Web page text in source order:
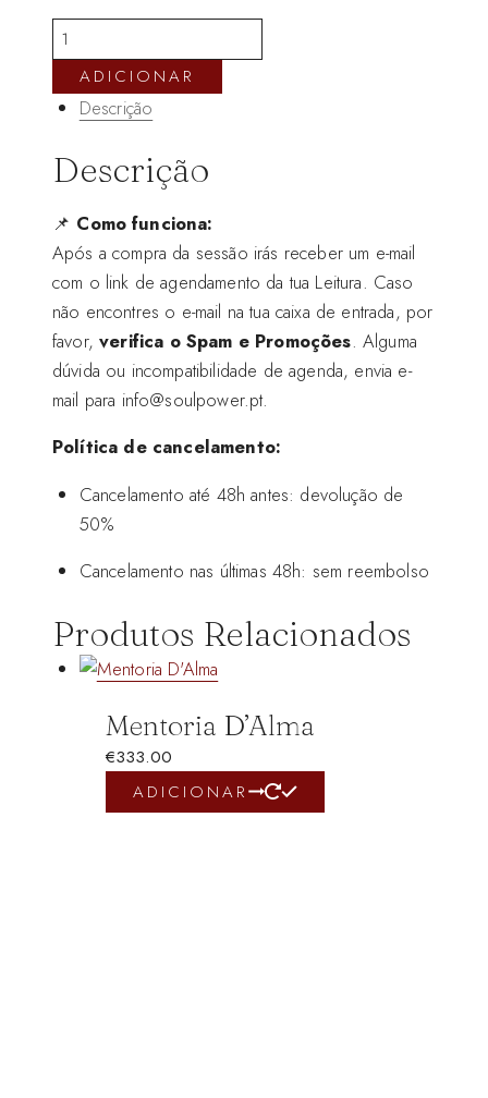
Quantidade
de
Leitura
Mapa
Arquétipos
ADICIONAR
Descrição
Descrição
📌 Como funciona:
Após a compra da sessão irás receber um e-mail
com o link de agendamento da tua Leitura. Caso
não encontres o e-mail na tua caixa de entrada, por
favor,verifica o Spam e Promoções. Alguma
dúvida ou incompatibilidade de agenda, envia e-
mail para info@soulpower.pt.
Política de cancelamento:
Cancelamento até 48h antes: devolução de
50%
Cancelamento nas últimas 48h: sem reembolso
Produtos Relacionados
Mentoria D’Alma
€333.00
ADICIONAR